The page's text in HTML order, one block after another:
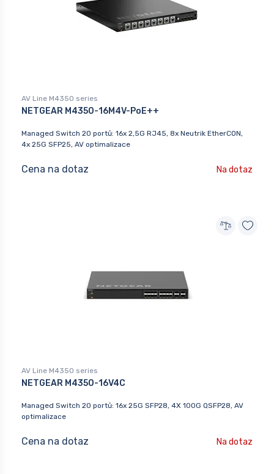
AV Line M4350 series
NETGEAR M4350-16M4V-PoE++
Managed Switch 20 portů: 16x 2,5G RJ45, 8x Neutrik EtherCON,
4x 25G SFP25, AV optimalizace
Cena na dotaz Na dotaz
AV Line M4350 series
NETGEAR M4350-16V4C
Managed Switch 20 portů: 16x 25G SFP28, 4X 100G QSFP28, AV
optimalizace
Cena na dotaz Na dotaz